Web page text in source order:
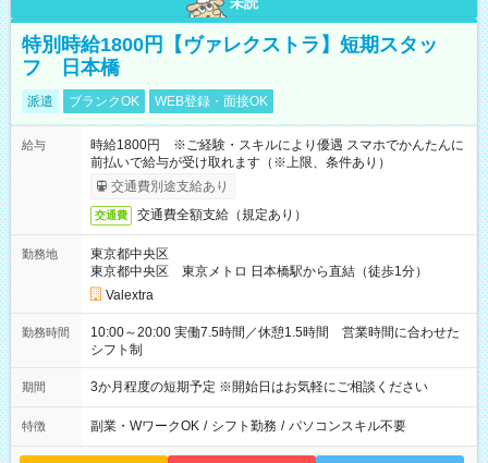
特別時給1800円【ヴァレクストラ】短期スタッ
フ 日本橋
派遣 ブランクOK WEB登録・面接OK
給与
時給1800円 ※ご経験・スキルにより優遇 スマホでかんたんに
前払いで給与が受け取れます（※上限、条件あり）
交通費別途支給あり
交通費 交通費全額支給（規定あり）
勤務地
東京都中央区
東京都中央区 東京メトロ 日本橋駅から直結（徒歩1分）
Valextra
勤務時間
10:00～20:00 実働7.5時間／休憩1.5時間 営業時間に合わせた
シフト制
期間 3か月程度の短期予定 ※開始日はお気軽にご相談ください
特徴 副業・WワークOK / シフト勤務 / パソコンスキル不要